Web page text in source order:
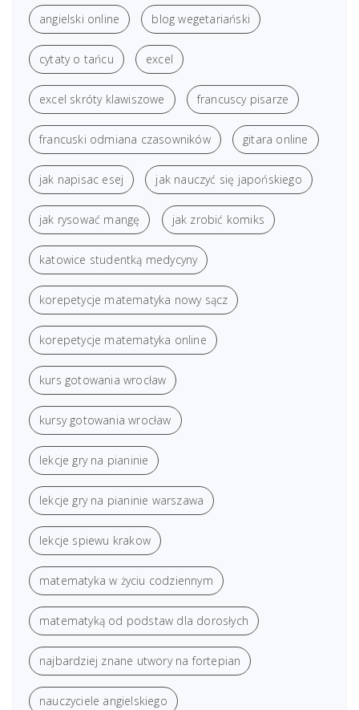
angielski online blog wegetariański
cytaty o tańcu excel
excel skróty klawiszowe francuscy pisarze
francuski odmiana czasowników gitara online
jak napisac esej jak nauczyć się japońskiego
jak rysować mangę jak zrobić komiks
katowice studentką medycyny
korepetycje matematyka nowy sącz
korepetycje matematyka online
kurs gotowania wrocław
kursy gotowania wrocław
lekcje gry na pianinie
lekcje gry na pianinie warszawa
lekcje spiewu krakow
matematyka w życiu codziennym
matematyką od podstaw dla dorosłych
najbardziej znane utwory na fortepian
nauczyciele angielskiego